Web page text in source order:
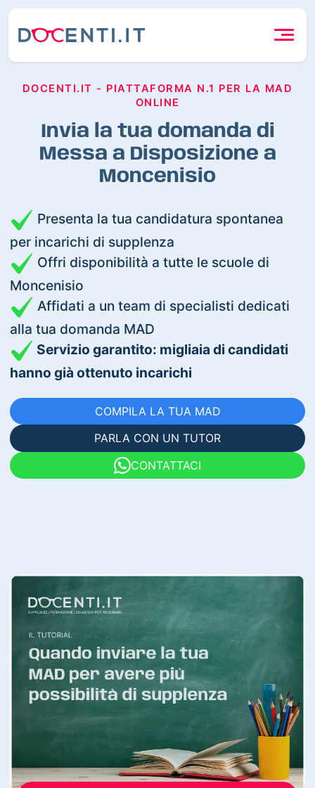
DOCENTI.IT - PIATTAFORMA N.1 PER LA MAD
ONLINE
Invia la tua domanda di
Messa a Disposizione a
Moncenisio
Presenta la tua candidatura spontanea
per incarichi di supplenza
Offri disponibilità a tutte le scuole di
Moncenisio
Affidati a un team di specialisti dedicati
alla tua domanda MAD
Servizio garantito: migliaia di candidati
hanno già ottenuto incarichi
COMPILA LA TUA MAD
PARLA CON UN TUTOR
CONTATTACI